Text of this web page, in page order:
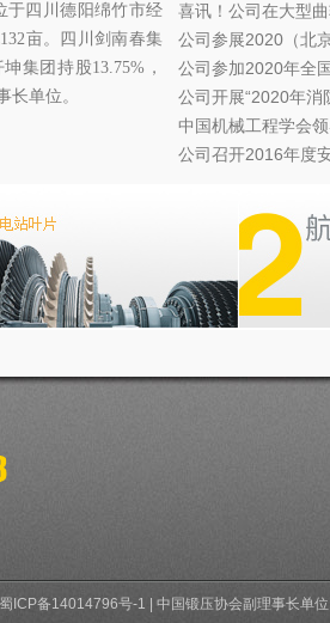
于四川德阳绵竹市经
亩。四川剑南春集
集团持股13.75%，
长单位。
喜讯！公司在大型
公司参展2020（北
公司参加2020年全
公司开展“2020年消
中国机械工程学会
公司召开2016年度
蜀ICP备14014796号-1 中国锻压协会副理事长单位